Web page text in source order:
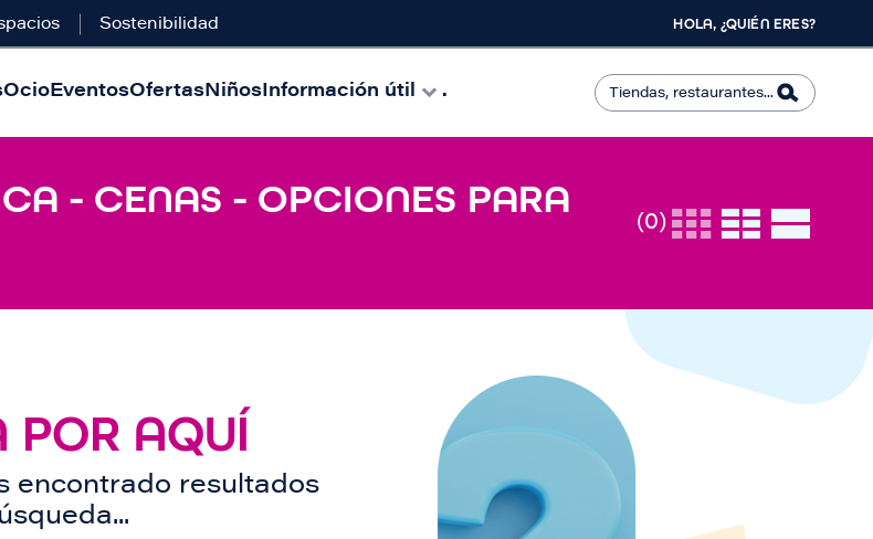
Sostenibilidad HOLA, ¿QUIÉN ERES?
OcioEventosOfertasNiñosInformación útil .
- CENAS - OPCIONES PARA
(0)
POR AQUÍ
encontrado resultados